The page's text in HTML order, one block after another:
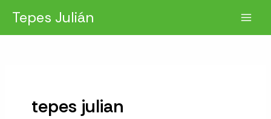
contenido
Tepes Julián
tepes julian